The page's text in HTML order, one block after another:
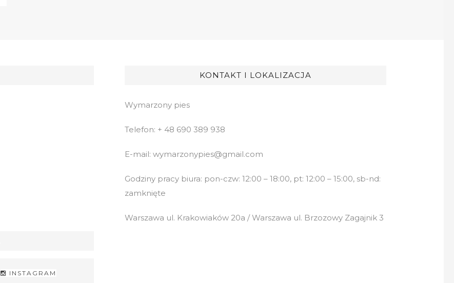
INSTAGRAM
KONTAKT I LOKALIZACJA
Wymarzony pies
Telefon: + 48 690 389 938
E-mail: wymarzonypies@gmail.com
Godziny pracy biura: pon-czw: 12:00 – 18:00, pt: 12:00 – 15:00, sb-nd:
zamknięte
Warszawa ul. Krakowiaków 20a / Warszawa ul. Brzozowy Zagajnik 3